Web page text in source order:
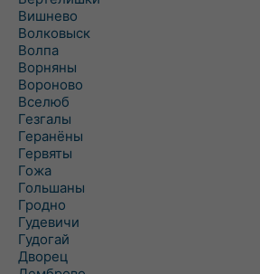
Вишнево
Волковыск
Волпа
Ворняны
Вороново
Вселюб
Гезгалы
Геранёны
Гервяты
Гожа
Гольшаны
Гродно
Гудевичи
Гудогай
Дворец